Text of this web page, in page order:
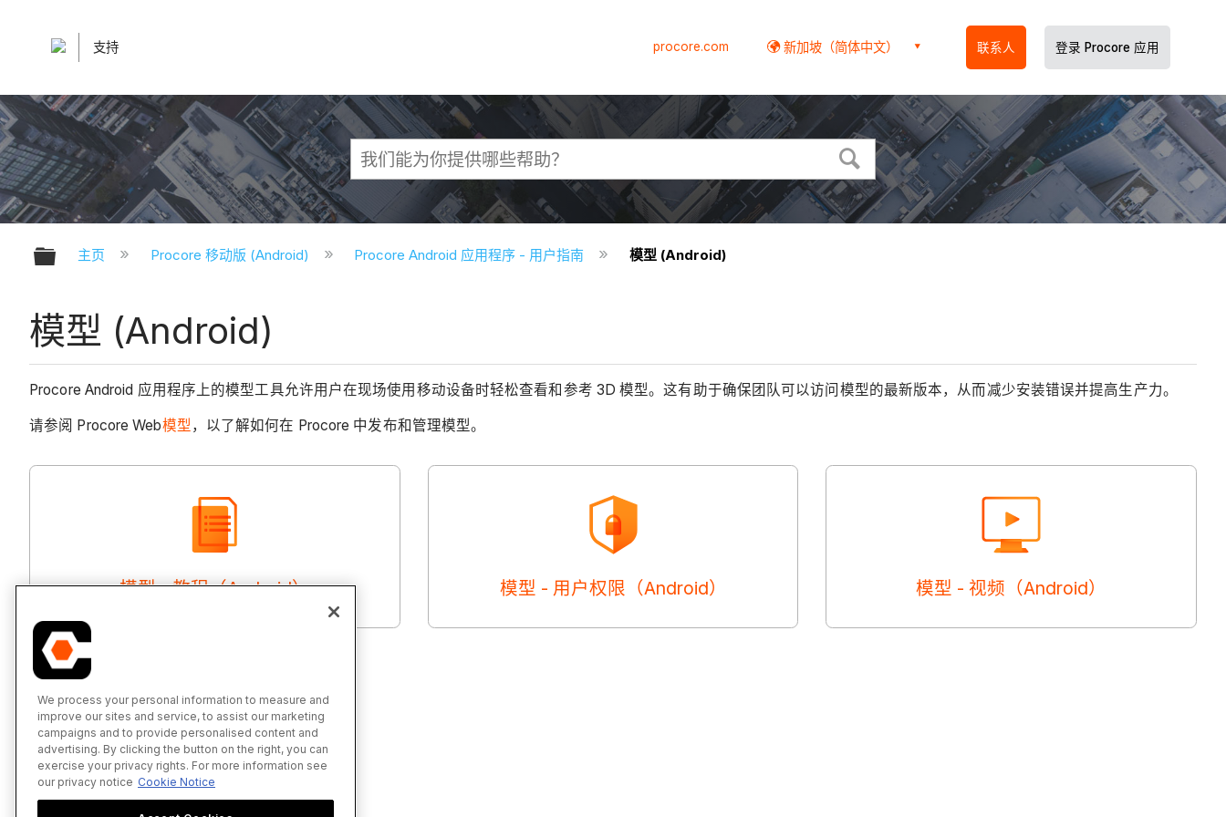
支持 procore.com 新加坡（简体中文） 联系人 登录 Procore 应用
扩展/隐缩全局层次
主页 Procore 移动版 (Android) Procore Android 应用程序 - 用户指南 模型 (Android)
模型 (Android)
Procore Android 应用程序上的模型工具允许用户在现场使用移动设备时轻松查看和参考 3D 模型。这有助于确保团队可以访问模型的最新版本，从而减少安装错误并提高生产力。
请参阅 Procore Web模型 ，以了解如何在 Procore 中发布和管理模型。
模型 - 教程（Android） 模型 - 用户权限（Android） 模型 - 视频（Android）
We process your personal information to measure and
improve our sites and service, to assist our marketing
campaigns and to provide personalised content and
advertising. By clicking the button on the right, you can
exercise your privacy rights. For more information see
our privacy notice Cookie Notice